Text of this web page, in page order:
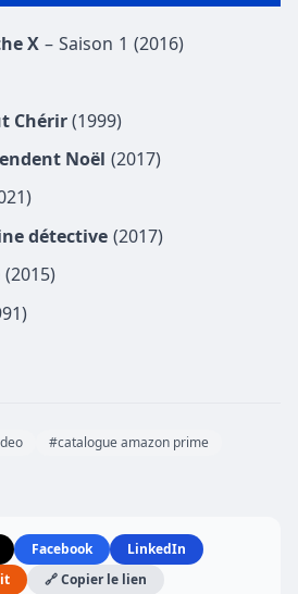
X – Saison 1 (2016)
Chérir (1999)
Noël (2017)
détective (2017)
(2015)
#catalogue amazon prime
Facebook
LinkedIn
🔗 Copier le lien